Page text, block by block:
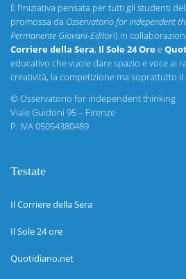
È l’iniziativa pensata per tutti gli studenti
promossa da Osservatorio for independent
Permanente Giovani-Editori) in
Corriere della Sera, Il Sole 24 Oree
educativo che vuole dare spazio e voce ai
creatività, la competizione ma soprattutto
©Osservatorio for independent thinking
Viale Guidoni 95 – Firenze
P. IVA 05054380489
Testate
Il Corriere della Sera
Il Sole 24 ore
Quotidiano.net